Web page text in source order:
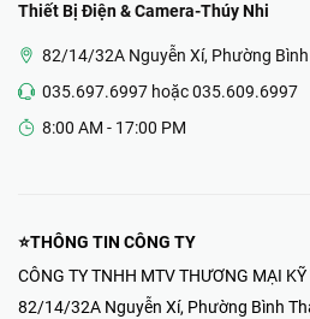
Thiết Bị Điện & Camera-Thúy Nhi
82/14/32A Nguyễn Xí, Phường Bình
035.697.6997 hoặc 035.609.6997
8:00 AM - 17:00 PM
⭐THÔNG TIN CÔNG TY
CÔNG TY TNHH MTV THƯƠNG MẠI
82/14/32A Nguyễn Xí, Phường Bình